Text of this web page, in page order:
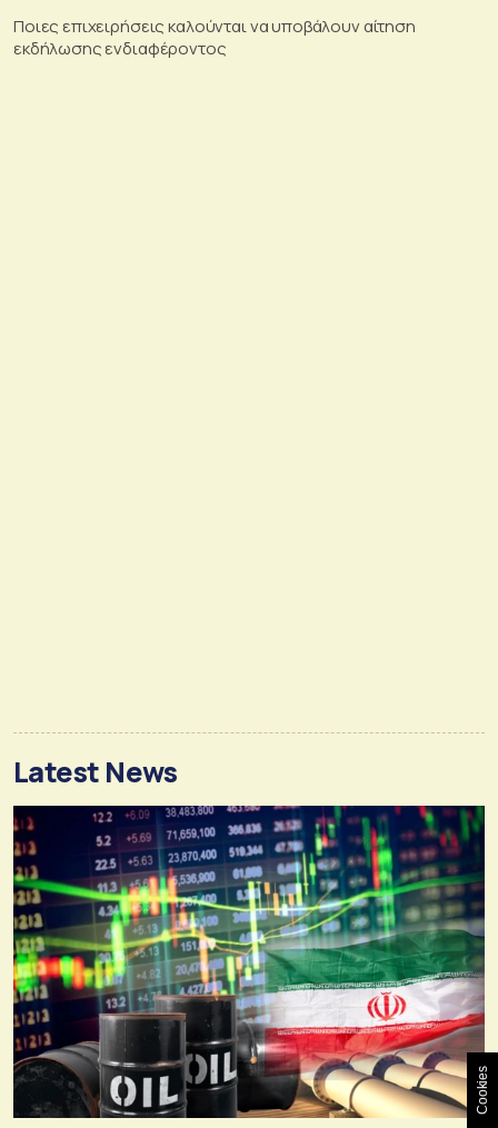
Ποιες επιχειρήσεις καλούνται να υποβάλουν αίτηση
εκδήλωσης ενδιαφέροντος
Latest News
Cookies